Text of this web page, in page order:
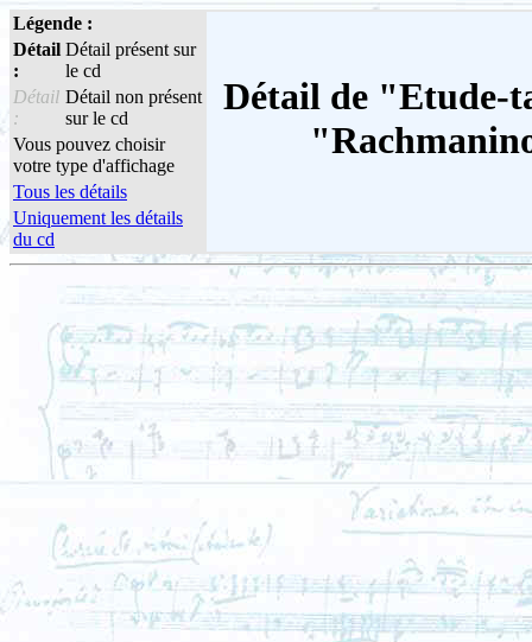
Légende :
Détail de "Etude-
Détail
:
Détail présent sur
le cd
Détail
:
Détail non présent
sur le cd
Vous pouvez choisir
votre type d'affichage
Tous les détails
Uniquement les détails
du cd